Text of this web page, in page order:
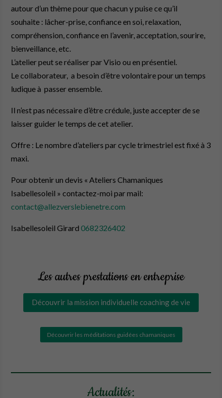
autour d’un thème pour que chacun y puise ce qu’il
souhaite : lâcher-prise, confiance en soi, relaxation,
compréhension, confiance en l’avenir, acceptation, sourire,
bienveillance, etc.
L’atelier peut se réaliser par Visio ou en présentiel.
Le collaborateur, a besoin d’être volontaire pour un temps
ludique à passer ensemble.
Il n’est pas nécessaire d’être crédule, juste accepter de se
laisser guider le temps de cet atelier.
Offre : Le nombre d’ateliers par cycle trimestriel est fixé à 3
maxi.
Pour obtenir un devis « Ateliers Chamaniques
Isabellesoleil » contactez-moi par mail:
contact@allezverslebienetre.com
Isabellesoleil Girard0682326402
Les autres prestations en entreprise
Découvrir la mission individuelle coaching de vie
Découvrir les méditations guidées chamaniques
Actualités: